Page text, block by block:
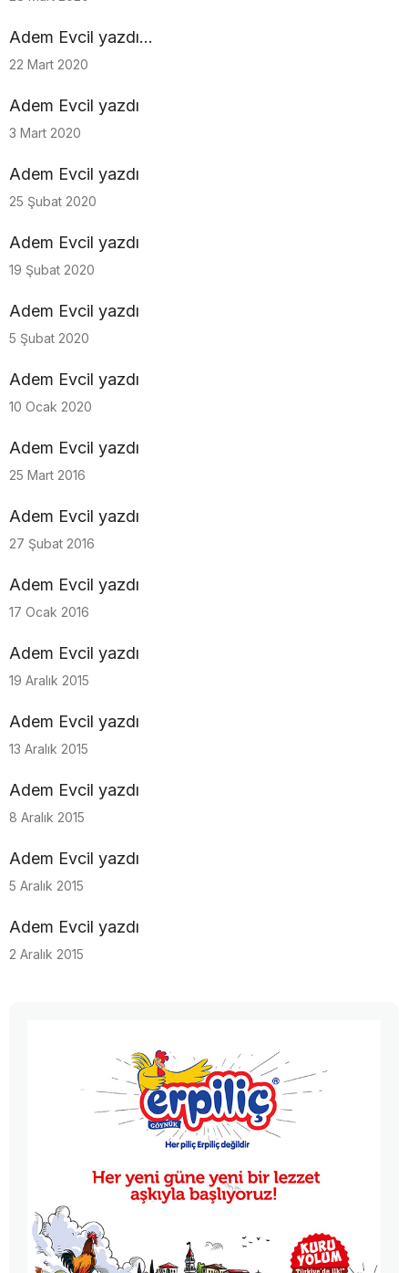
Adem Evcil yazdı...
22 Mart 2020
Adem Evcil yazdı
3 Mart 2020
Adem Evcil yazdı
25 Şubat 2020
Adem Evcil yazdı
19 Şubat 2020
Adem Evcil yazdı
5 Şubat 2020
Adem Evcil yazdı
10 Ocak 2020
Adem Evcil yazdı
25 Mart 2016
Adem Evcil yazdı
27 Şubat 2016
Adem Evcil yazdı
17 Ocak 2016
Adem Evcil yazdı
19 Aralık 2015
Adem Evcil yazdı
13 Aralık 2015
Adem Evcil yazdı
8 Aralık 2015
Adem Evcil yazdı
5 Aralık 2015
Adem Evcil yazdı
2 Aralık 2015